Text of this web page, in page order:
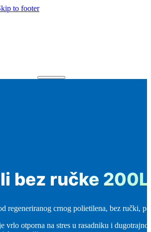
to footer
bez ručke 200L
regeneriranog crnog polietilena, bez ručki,
vrlo otporna na stres u rasadniku i